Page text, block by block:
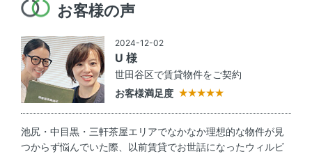
お客様の声
2024-12-02
U 様
世田谷区で賃貸物件をご契約
お客様満足度
池尻・中目黒・三軒茶屋エリアでなかなか理想的な物件が見
つからず悩んでいた際、以前賃貸でお世話になったウィルビ